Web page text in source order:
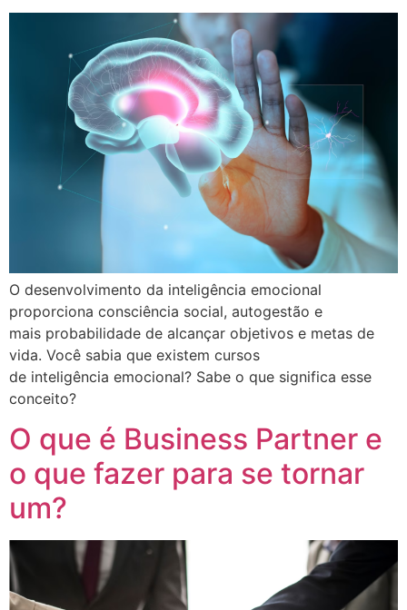
O desenvolvimento da inteligência emocional
proporciona consciência social, autogestão e
mais probabilidade de alcançar objetivos e metas de
vida. Você sabia que existem cursos
de inteligência emocional? Sabe o que significa esse
conceito?
O que é Business Partner e
o que fazer para se tornar
um?